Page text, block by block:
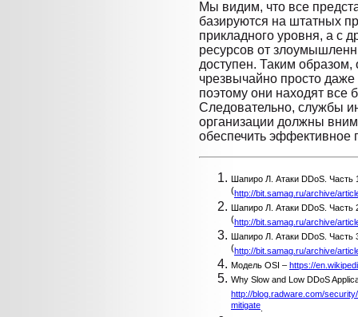
Мы видим, что все
базируются на штатных
прикладного уровня, а с
ресурсов от
доступен. Таким
чрезвычайно просто
поэтому они находят все
Следовательно, службы
организации должны
обеспечить эффективное
Шапиро Л. Атаки DDoS.
(http://bit.samag.ru/archive/
Шапиро Л. Атаки DDoS. Часть
(http://bit.samag.ru/archive/
Шапиро Л. Атаки DDoS.
(http://bit.samag.ru/archive/
Модель OSI – https://
Why Slow and Low DDoS
http://blog.radware.com/
mitigate